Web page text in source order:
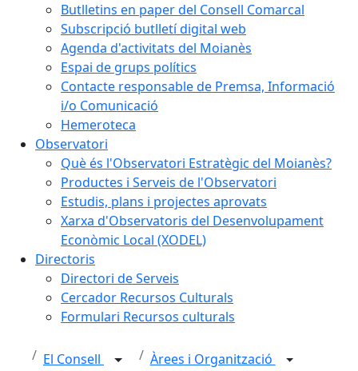
Butlletins en paper del Consell Comarcal
Subscripció butlletí digital web
Agenda d'activitats del Moianès
Espai de grups polítics
Contacte responsable de Premsa, Informació
i/o Comunicació
Hemeroteca
Observatori
Què és l'Observatori Estratègic del Moianès?
Productes i Serveis de l'Observatori
Estudis, plans i projectes aprovats
Xarxa d'Observatoris del Desenvolupament
Econòmic Local (XODEL)
Directoris
Directori de Serveis
Cercador Recursos Culturals
Formulari Recursos culturals
El Consell Àrees i Organització